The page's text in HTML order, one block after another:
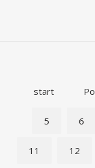
start
5 6
11 12